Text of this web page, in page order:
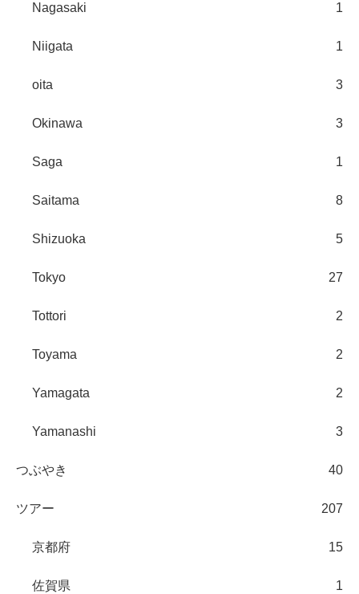
Nagasaki 1
Niigata 1
oita 3
Okinawa 3
Saga 1
Saitama 8
Shizuoka 5
Tokyo 27
Tottori 2
Toyama 2
Yamagata 2
Yamanashi 3
つぶやき 40
ツアー 207
京都府 15
佐賀県 1